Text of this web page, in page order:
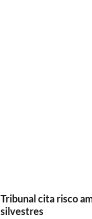
Tribunal cita risco
silvestres